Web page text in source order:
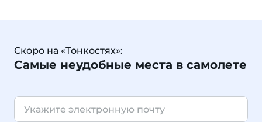
Скоро на «Тонкостях»:
Самые неудобные места в самолете